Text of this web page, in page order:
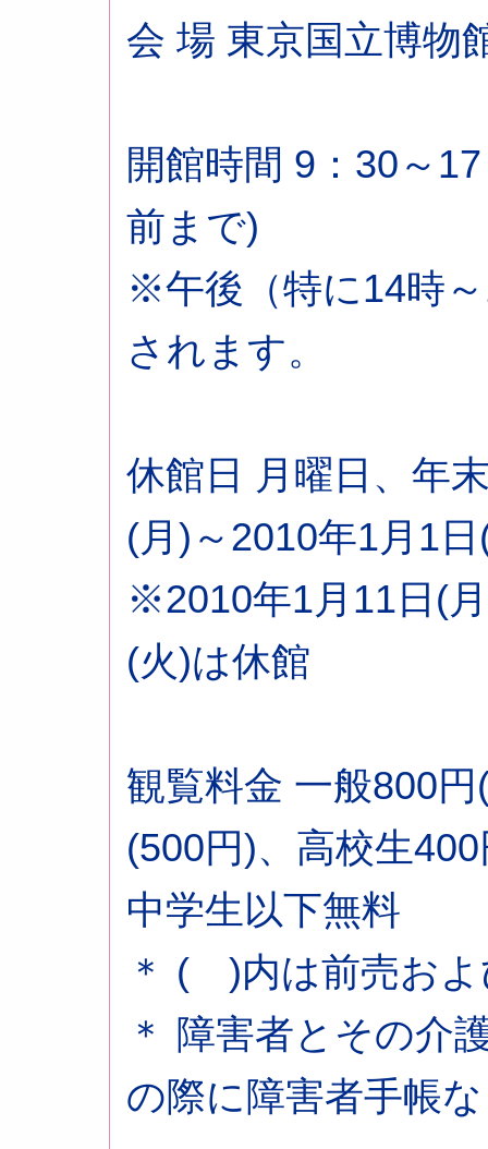
会 場 東京国立博
開館時間 9：30～
前まで)
※午後（特に14時
されます。
休館日 月曜日、年
(月)～2010年1月1
※2010年1月11日(
(火)は休館
観覧料金 一般800
(500円)、高校生
中学生以下無料
＊ ( )内は前売およ
＊ 障害者とその介
の際に障害者手帳